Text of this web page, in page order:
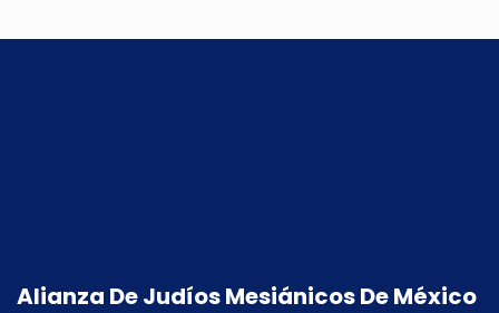
Alianza De Judíos Mesiánicos De México